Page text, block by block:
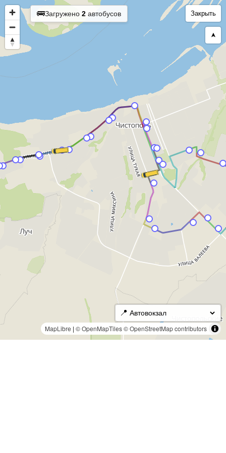
Закрыть
➤
MapLibre | © OpenMapTiles© OpenStreetMap contributors
📍
🚌Загружено 2 автобусов